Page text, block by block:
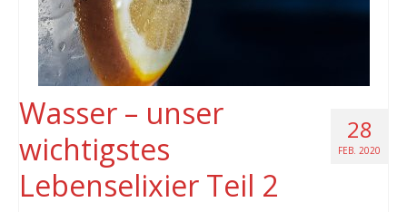
28
FEB. 2020
Wasser – unser
wichtigstes
Lebenselixier Teil 2